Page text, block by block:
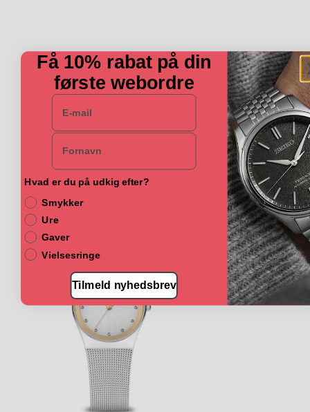
Få 10% rabat på din
første webordre
E-mail
Navn
Hvad er du på udkig efter?
Smykker
Ure
Gaver
Vielsesringe
Tilmeld nyhedsbrev